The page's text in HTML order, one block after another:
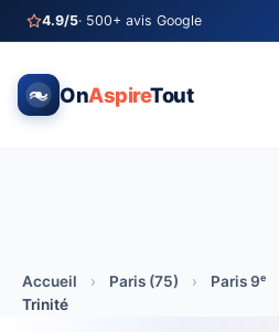
4.9/5· 500+ avis Google
OnAspireTout
Accueil › Paris (75) › Paris 9ᵉ
Trinité